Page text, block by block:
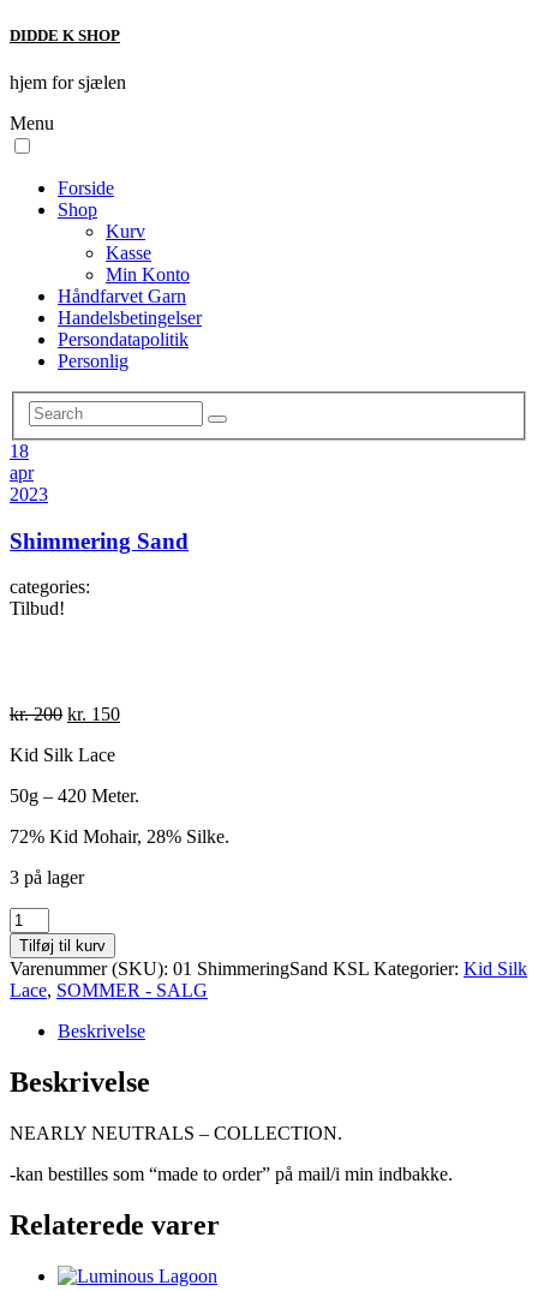
DIDDE K SHOP
hjem for sjælen
Menu
Forside
Shop
Kurv
Kasse
Min Konto
Håndfarvet Garn
Handelsbetingelser
Persondatapolitik
Personlig
18
apr
2023
Shimmering Sand
categories:
Tilbud!
kr.200 Den
pris
kr. 200.
kr. 150Den
kr. 150.
Kid Silk Lace
50g – 420 Meter.
72% Kid Mohair, 28% Silke.
3 på lager
Shimmering
Sand
antal
Tilføj til kurv
Varenummer (SKU): 01 ShimmeringSand KSL Kategorier: Kid Silk
Lace, SOMMER - SALG
Beskrivelse
Beskrivelse
NEARLY NEUTRALS – COLLECTION.
-kan bestilles som “made to order” på mail/i min indbakke.
Relaterede varer